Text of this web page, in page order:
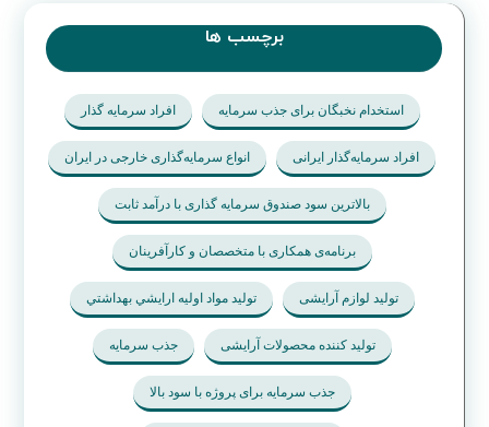
برچسب ها
استخدام نخبگان برای جذب سرمایه افراد سرمایه گذار
افراد سرمایه‌گذار ایرانی انواع سرمایه‌گذاری خارجی در ایران
بالاترین سود صندوق سرمایه گذاری با درآمد ثابت
برنامه‌ی همکاری با متخصصان و کارآفرینان
تولید لوازم آرایشی تولید مواد اوليه ارايشي بهداشتي
تولید کننده محصولات آرایشی جذب سرمایه
جذب سرمایه برای پروژه با سود بالا